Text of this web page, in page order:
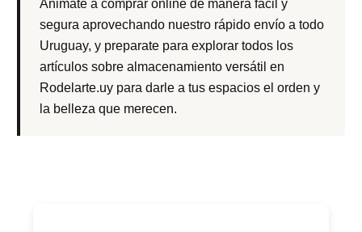
Animate a comprar online de manera fácil y
segura aprovechando nuestro rápido envío a todo
Uruguay, y preparate para explorar todos los
artículos sobre almacenamiento versátil en
Rodelarte.uy para darle a tus espacios el orden y
la belleza que merecen.